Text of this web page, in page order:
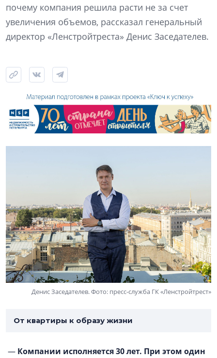
почему компания решила расти не за счет
увеличения объемов, рассказал генеральный
директор «Ленстройтреста» Денис Заседателев.
Денис Заседателев. Фото: пресс-служба ГК «Ленстройтрест»
От квартиры к образу жизни
— Компании исполняется 30 лет. При этом один